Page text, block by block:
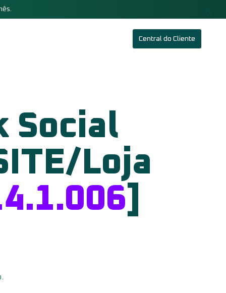
Central do Cliente
Social
Loja
]